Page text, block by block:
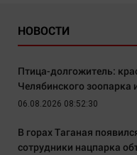
НОВОСТИ
Птица-долгожитель:
Челябинского зоопарка
06.08.2026 08:52:30
В горах Таганая
сотрудники нацпарка